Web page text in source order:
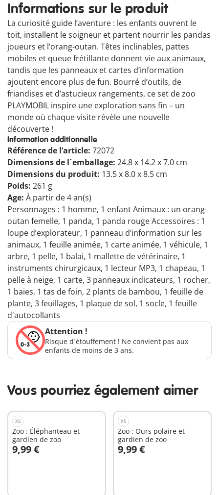
Informations sur le produit
La curiosité guide l’aventure : les enfants ouvrent le
toit, installent le soigneur et partent nourrir les pandas
joueurs et l’orang-outan. Têtes inclinables, pattes
mobiles et queue frétillante donnent vie aux animaux,
tandis que les panneaux et cartes d’information
ajoutent encore plus de fun. Bourré d’outils, de
friandises et d’astucieux rangements, ce set de zoo
PLAYMOBIL inspire une exploration sans fin – un
monde où chaque visite révèle une nouvelle
découverte !
Information additionnelle
Référence de l’article: 72072
Dimensions de l´emballage: 24.8 x 14.2 x 7.0 cm
Dimensions du produit: 13.5 x 8.0 x 8.5 cm
Poids: 261 g
Age: À partir de 4 an(s)
Personnages : 1 homme, 1 enfant Animaux : un orang-
outan femelle, 1 panda, 1 panda rouge Accessoires : 1
loupe d’explorateur, 1 panneau d’information sur les
animaux, 1 feuille animée, 1 carte animée, 1 véhicule, 1
arbre, 1 pelle, 1 balai, 1 mallette de vétérinaire, 1
instruments chirurgicaux, 1 lecteur MP3, 1 chapeau, 1
pelle à neige, 1 carte, 3 panneaux indicateurs, 1 rocher,
1 baies, 1 tas de foin, 2 plants de bambou, 1 feuille de
plante, 3 feuillages, 1 plaque de sol, 1 socle, 1 feuille
d'autocollants
Attention !
Risque d´étouffement ! Ne convient pas aux
enfants de moins de 3 ans.
Vous pourriez également aimer
XS
Zoo : Éléphanteau et
gardien de zoo
9,99 €
Au panier
XS
Zoo : Ours polaire et
gardien de zoo
9,99 €
Au panier